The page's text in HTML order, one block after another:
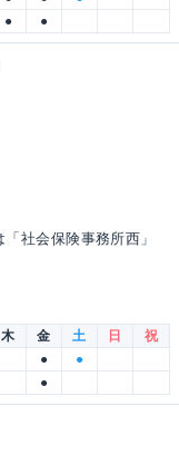
● ●
社会保険事務所西」
木 金 土 日
祝
●
●
●